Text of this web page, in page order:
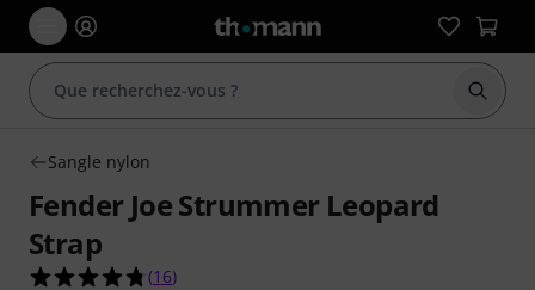
Sangle nylon
Fender Joe Strummer Leopard
Strap
4.8 étoiles sur 5 d'après 16 évaluations clients
(16)